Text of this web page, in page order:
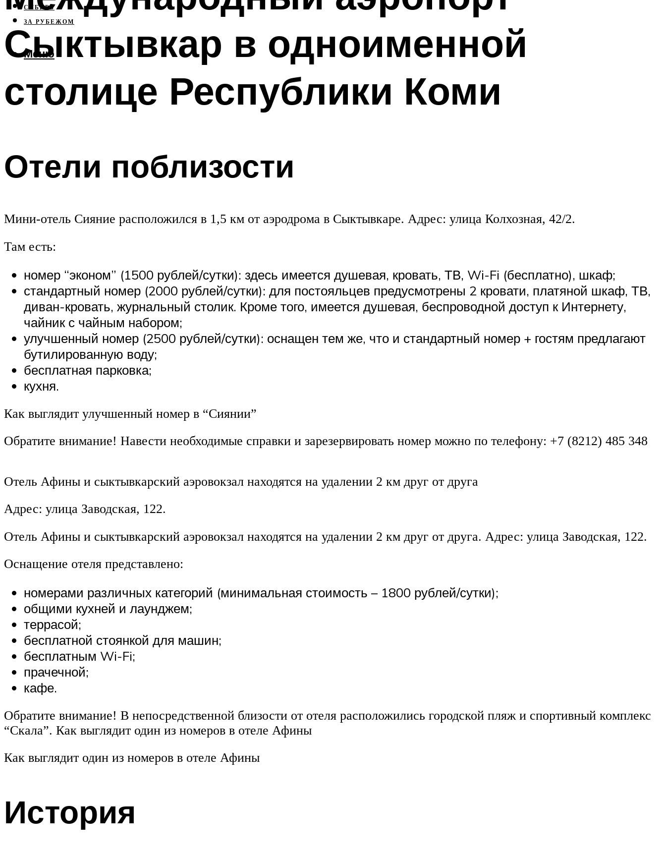
СИБИРЬ
ЗА РУБЕЖОМ
Меню
Сыктывкар в одноименной
столице Республики Коми
Отели поблизости
Мини-отель Сияние расположился в 1,5 км от аэродрома в Сыктывкаре. Адрес: улица Колхозная, 42/2.
Там есть:
номер “эконом” (1500 рублей/сутки): здесь имеется душевая, кровать, ТВ, Wi-Fi (бесплатно), шкаф;
стандартный номер (2000 рублей/сутки): для постояльцев предусмотрены 2 кровати, платяной шкаф, ТВ,
диван-кровать, журнальный столик. Кроме того, имеется душевая, беспроводной доступ к Интернету,
чайник с чайным набором;
улучшенный номер (2500 рублей/сутки): оснащен тем же, что и стандартный номер + гостям предлагают
бутилированную воду;
бесплатная парковка;
кухня.
Как выглядит улучшенный номер в “Сиянии”
Обратите внимание! Навести необходимые справки и зарезервировать номер можно по телефону: +7 (8212) 485 348
Отель Афины и сыктывкарский аэровокзал находятся на удалении 2 км друг от друга
Адрес: улица Заводская, 122.
Отель Афины и сыктывкарский аэровокзал находятся на удалении 2 км друг от друга. Адрес: улица Заводская, 122.
Оснащение отеля представлено:
номерами различных категорий (минимальная стоимость – 1800 рублей/сутки);
общими кухней и лаунджем;
террасой;
бесплатной стоянкой для машин;
бесплатным Wi-Fi;
прачечной;
кафе.
Обратите внимание! В непосредственной близости от отеля расположились городской пляж и спортивный комплекс
“Скала”. Как выглядит один из номеров в отеле Афины
Как выглядит один из номеров в отеле Афины
История